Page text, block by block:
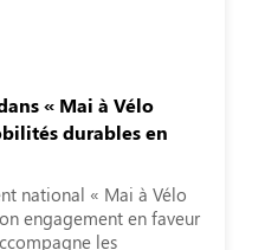
« Mai à Vélo
durables en
national « Mai à Vélo
engagement en faveur
les